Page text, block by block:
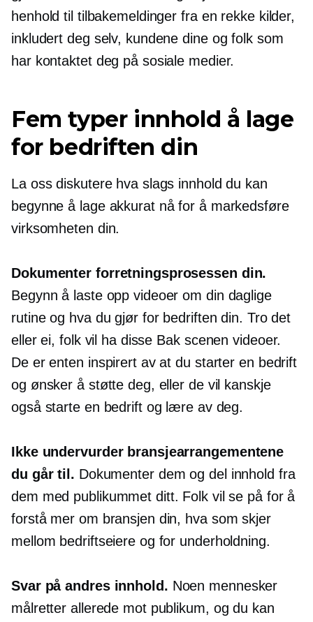
henhold til tilbakemeldinger fra en rekke kilder,
inkludert deg selv, kundene dine og folk som
har kontaktet deg på sosiale medier.
Fem typer innhold å lage
for bedriften din
La oss diskutere hva slags innhold du kan
begynne å lage akkurat nå for å markedsføre
virksomheten din.
Dokumenter forretningsprosessen din.
Begynn å laste opp videoer om din daglige
rutine og hva du gjør for bedriften din. Tro det
eller ei, folk vil ha disse Bak scenen videoer.
De er enten inspirert av at du starter en bedrift
og ønsker å støtte deg, eller de vil kanskje
også starte en bedrift og lære av deg.
Ikke undervurder bransjearrangementene
du går til. Dokumenter dem og del innhold fra
dem med publikummet ditt. Folk vil se på for å
forstå mer om bransjen din, hva som skjer
mellom bedriftseiere og for underholdning.
Svar på andres innhold. Noen mennesker
målretter allerede mot publikum, og du kan